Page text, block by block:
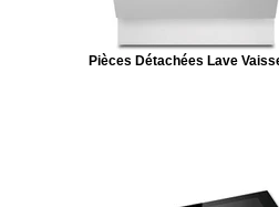
Pièces Détachées Lave